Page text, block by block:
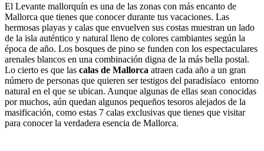
El Levante mallorquín es una de las zonas con más encanto de
Mallorca que tienes que conocer durante tus vacaciones. Las
hermosas playas y calas que envuelven sus costas muestran un lado
de la isla auténtico y natural lleno de colores cambiantes según la
época de año. Los bosques de pino se funden con los espectaculares
arenales blancos en una combinación digna de la más bella postal.
Lo cierto es que las calas de Mallorca atraen cada año a un gran
número de personas que quieren ser testigos del paradisíaco entorno
natural en el que se ubican. Aunque algunas de ellas sean conocidas
por muchos, aún quedan algunos pequeños tesoros alejados de la
masificación, como estas 7 calas exclusivas que tienes que visitar
para conocer la verdadera esencia de Mallorca.